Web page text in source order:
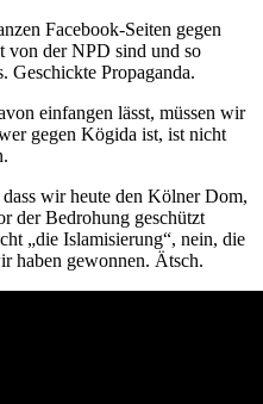
Facebook-Seiten gegen
von der NPD sind und so
Geschickte Propaganda.
einfangen lässt, müssen wir
gegen Kögida ist, ist nicht
wir heute den Kölner Dom,
der Bedrohung geschützt
„die Islamisierung“, nein, die
gewonnen. Ätsch.